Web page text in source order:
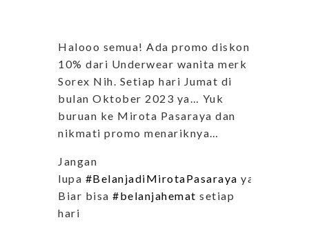
Halooo semua! Ada promo diskon
10% dari Underwear wanita merk
Sorex Nih. Setiap hari Jumat di
bulan Oktober 2023 ya… Yuk
buruan ke Mirota Pasaraya dan
nikmati promo menariknya…
Jangan
lupa #BelanjadiMirotaPasaraya ya..
Biar bisa #belanjahemat setiap
hari